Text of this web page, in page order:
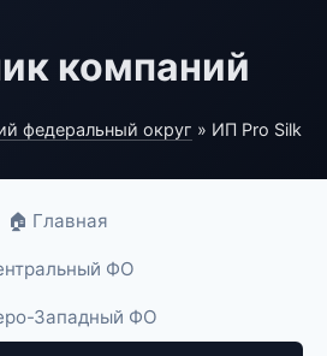
компаний
федеральный округ » ИП Pro Silk
🏠 Главная
ФО
Западный ФО